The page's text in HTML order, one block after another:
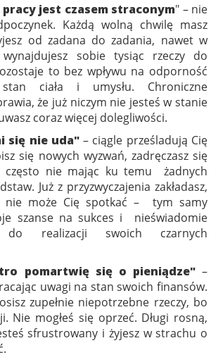
jest czasem straconym" – nie
Każdą wolną chwilę masz
od zadana do zadania, nawet w
sobie tysiąc rzeczy do
to bez wpływu na odporność
ciała i umysłu. Chroniczne
że już niczym nie jesteś w stanie
coraz więcej dolegliwości.
się nie uda"– ciągle prześladują Cię
się nowych wyzwań, zadręczasz się
często nie mając ku temu żadnych
Już z przyzwyczajenia zakładasz,
nie może Cię spotkać – tym samy
szanse na sukces i nieświadomie
do realizacji swoich czarnych
pomartwię się o pieniądze" –
uwagi na stan swoich finansów.
zupełnie niepotrzebne rzeczy, bo
Nie mogłeś się oprzeć. Długi rosną,
sfrustrowany i żyjesz w strachu o